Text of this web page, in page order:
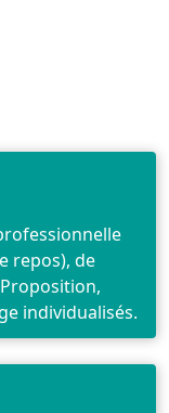
repos), de
individualisés.